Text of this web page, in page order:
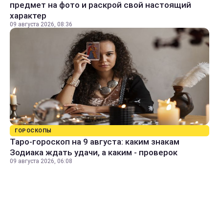
предмет на фото и раскрой свой настоящий
характер
09 августа 2026, 08:36
ГОРОСКОПЫ
Таро-гороскоп на 9 августа: каким знакам
Зодиака ждать удачи, а каким - проверок
09 августа 2026, 06:08